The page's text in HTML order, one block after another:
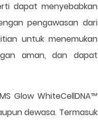
dapat menyebabkan
pengawasan dari
untuk menemukan
aman, dan dapat
Glow WhiteCellDNA™
dewasa. Termasuk